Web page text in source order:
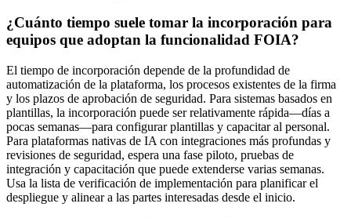
¿Cuánto tiempo suele tomar la incorporación para
equipos que adoptan la funcionalidad FOIA?
El tiempo de incorporación depende de la profundidad de
automatización de la plataforma, los procesos existentes de la firma
y los plazos de aprobación de seguridad. Para sistemas basados en
plantillas, la incorporación puede ser relativamente rápida—días a
pocas semanas—para configurar plantillas y capacitar al personal.
Para plataformas nativas de IA con integraciones más profundas y
revisiones de seguridad, espera una fase piloto, pruebas de
integración y capacitación que puede extenderse varias semanas.
Usa la lista de verificación de implementación para planificar el
despliegue y alinear a las partes interesadas desde el inicio.